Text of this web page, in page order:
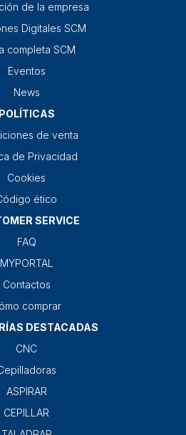
de la empresa
Digitales SCM
completa SCM
Eventos
News
POLÍTICAS
de venta
de Privacidad
Cookies
ético
SERVICE
FAQ
MYPORTAL
Contactos
comprar
DESTACADAS
CNC
ASPIRAR
CEPILLAR